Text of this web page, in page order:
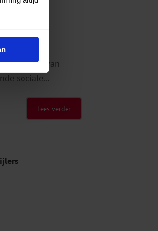
maken van
sociale...
Lees verder